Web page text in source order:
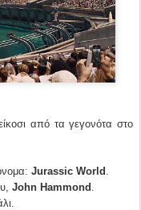
από τα γεγονότα στο
Jurassic World .
John Hammond .